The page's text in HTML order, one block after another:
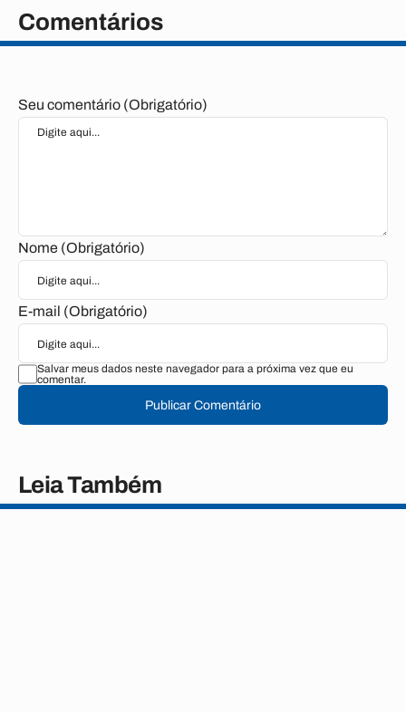
Comentários
Seu comentário (Obrigatório)
Nome (Obrigatório)
E-mail (Obrigatório)
Salvar meus dados neste navegador para a próxima vez que eu
comentar.
Publicar Comentário
Leia Também